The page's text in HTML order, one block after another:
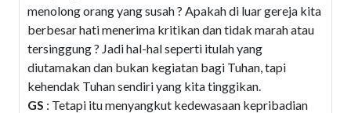
menolong orang yang susah ? Apakah di luar gereja kita
berbesar hati menerima kritikan dan tidak marah atau
tersinggung ? Jadi hal-hal seperti itulah yang
diutamakan dan bukan kegiatan bagi Tuhan, tapi
kehendak Tuhan sendiri yang kita tinggikan.
GS : Tetapi itu menyangkut kedewasaan kepribadian